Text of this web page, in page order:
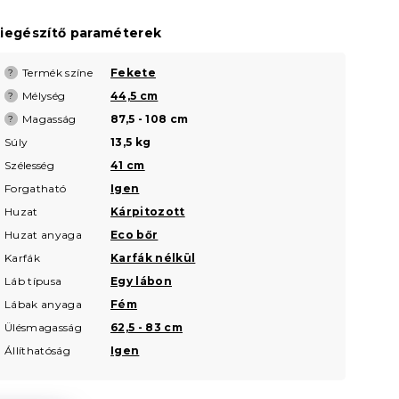
paraméterek
? Termék színe Fekete
? Mélység 44,5 cm
? Magasság
87,5 - 108 cm
Súly
13,5 kg
Szélesség
41 cm
Forgatható
Igen
Huzat
Kárpitozott
Huzat anyaga
Eco bőr
Karfák
Karfák nélkül
Láb típusa
Egy lábon
Lábak anyaga
Fém
Ülésmagasság
62,5 - 83 cm
Állíthatóság
Igen